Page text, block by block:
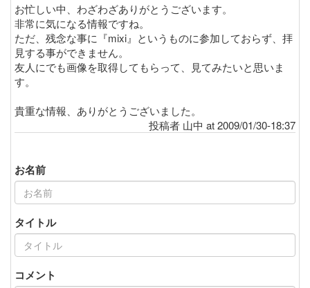
お忙しい中、わざわざありがとうございます。
非常に気になる情報ですね。
ただ、残念な事に『mixi』というものに参加しておらず、拝
見する事ができません。
友人にでも画像を取得してもらって、見てみたいと思いま
す。
貴重な情報、ありがとうございました。
投稿者 山中 at 2009/01/30-18:37
お名前
タイトル
コメント